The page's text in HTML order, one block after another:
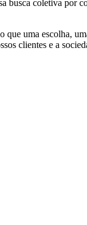
busca coletiva por
que uma escolha,
clientes e a